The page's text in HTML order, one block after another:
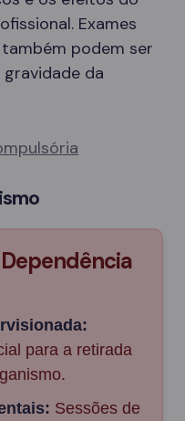
Exames
podem ser
da
para a retirada
Sessões de